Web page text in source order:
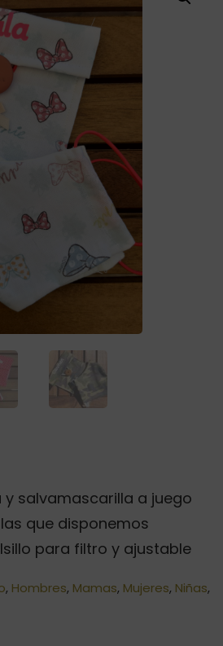
y salvamascarilla a juego
que disponemos
para filtro y ajustable
, Hombres, Mamas, Mujeres, Niñas,